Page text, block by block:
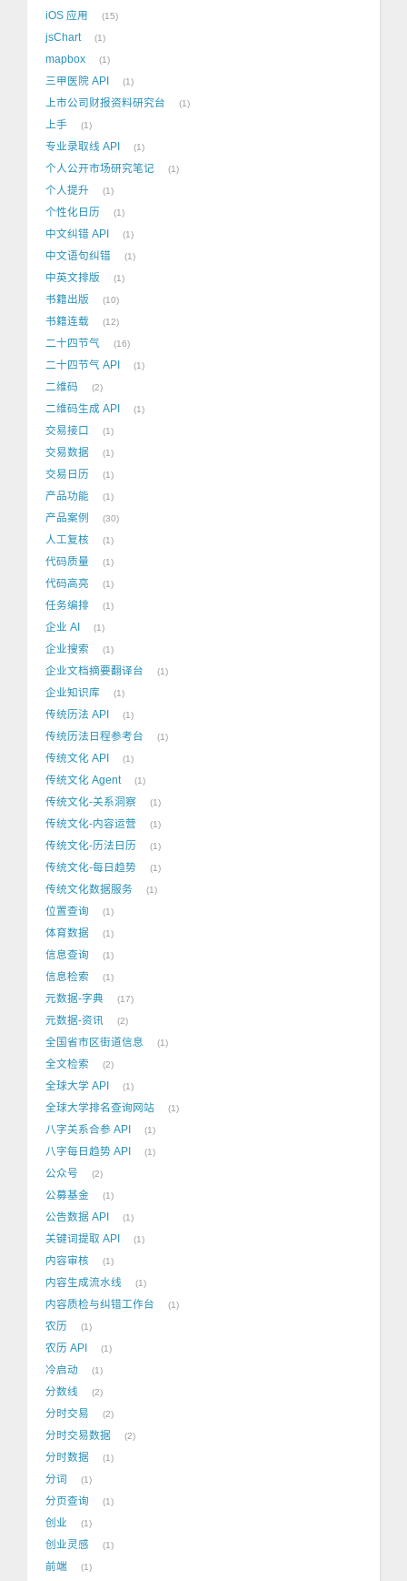
iOS 应用 15
jsChart 1
mapbox 1
三甲医院 API 1
上市公司财报资料研究台 1
上手 1
专业录取线 API 1
个人公开市场研究笔记 1
个人提升 1
个性化日历 1
中文纠错 API 1
中文语句纠错 1
中英文排版 1
书籍出版 10
书籍连载 12
二十四节气 16
二十四节气 API 1
二维码 2
二维码生成 API 1
交易接口 1
交易数据 1
交易日历 1
产品功能 1
产品案例 30
人工复核 1
代码质量 1
代码高亮 1
任务编排 1
企业 AI 1
企业搜索 1
企业文档摘要翻译台 1
企业知识库 1
传统历法 API 1
传统历法日程参考台 1
传统文化 API 1
传统文化 Agent 1
传统文化-关系洞察 1
传统文化-内容运营 1
传统文化-历法日历 1
传统文化-每日趋势 1
传统文化数据服务 1
位置查询 1
体育数据 1
信息查询 1
信息检索 1
元数据-字典 17
元数据-资讯 2
全国省市区街道信息 1
全文检索 2
全球大学 API 1
全球大学排名查询网站 1
八字关系合参 API 1
八字每日趋势 API 1
公众号 2
公募基金 1
公告数据 API 1
关键词提取 API 1
内容审核 1
内容生成流水线 1
内容质检与纠错工作台 1
农历 1
农历 API 1
冷启动 1
分数线 2
分时交易 2
分时交易数据 2
分时数据 1
分词 1
分页查询 1
创业 1
创业灵感 1
前端 1